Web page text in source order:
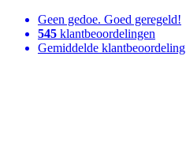
Geen gedoe. Goed geregeld!
545 klantbeoordelingen
Gemiddelde klantbeoordeling